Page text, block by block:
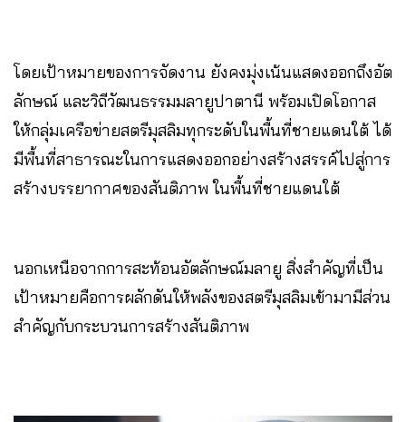
โดยเป้าหมายของการจัดงาน ยังคงมุ่งเน้นแสดงออกถึงอัต
ลักษณ์ และวิถีวัฒนธรรมมลายูปาตานี พร้อมเปิดโอกาส
ให้กลุ่มเครือข่ายสตรีมุสลิมทุกระดับในพื้นที่ชายแดนใต้ ได้
มีพื้นที่สาธารณะในการแสดงออกอย่างสร้างสรรค์ไปสู่การ
สร้างบรรยากาศของสันติภาพ ในพื้นที่ชายแดนใต้
นอกเหนือจากการสะท้อนอัตลักษณ์มลายู สิ่งสำคัญที่เป็น
เป้าหมายคือการผลักดันให้พลังของสตรีมุสลิมเข้ามามีส่วน
สำคัญกับกระบวนการสร้างสันติภาพ